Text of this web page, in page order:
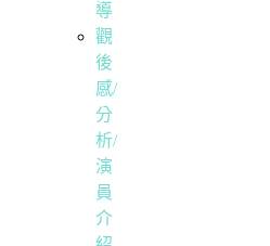
導
觀
後
感/
分
析/
演
員
介